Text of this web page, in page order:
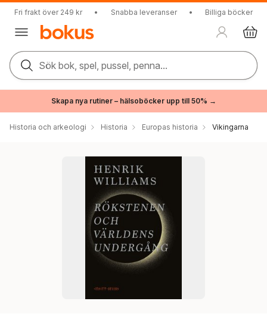
Fri frakt över 249 kr • Snabba leveranser • Billiga böcker
Sök bok, spel, pussel, penna...
Skapa nya rutiner – hälsoböcker upp till 50% →
Historia och arkeologi Historia Europas historia Vikingarna